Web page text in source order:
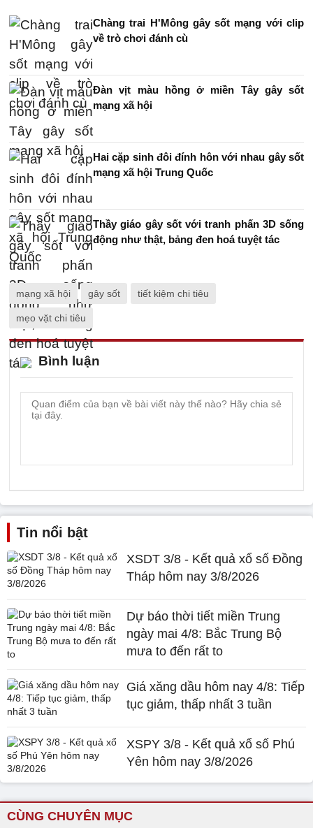
Chàng trai H'Mông gây sốt mạng với clip
về trò chơi đánh cù
Đàn vịt màu hồng ở miền Tây gây sốt
mạng xã hội
Hai cặp sinh đôi đính hôn với nhau gây sốt
mạng xã hội Trung Quốc
Thầy giáo gây sốt với tranh phấn 3D sống
động như thật, bảng đen hoá tuyệt tác
mạng xã hội gây sốt tiết kiệm chi tiêu
mẹo vặt chi tiêu
Bình luận
Tin nổi bật
XSDT 3/8 - Kết quả xổ số Đồng
Tháp hôm nay 3/8/2026
Dự báo thời tiết miền Trung
ngày mai 4/8: Bắc Trung Bộ
mưa to đến rất to
Giá xăng dầu hôm nay 4/8: Tiếp
tục giảm, thấp nhất 3 tuần
XSPY 3/8 - Kết quả xổ số Phú
Yên hôm nay 3/8/2026
CÙNG CHUYÊN MỤC